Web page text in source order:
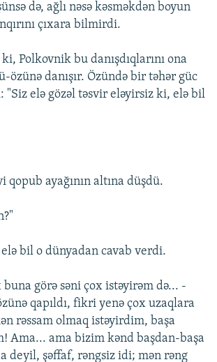
də, ağlı nəsə kəsməkdən boyun
çıxara bilmirdi.
Polkovnik bu danışdıqlarını ona
özünə danışır. Özündə bir təhər güc
"Siz elə gözəl təsvir eləyirsiz ki, elə bil
ayağının altına düşdü.
bil o dünyadan cavab verdi.
buna görə səni çox istəyirəm də... -
qapıldı, fikri yenə çox uzaqlara
rəssam olmaq istəyirdim, başa
Ama... ama bizim kənd başdan-başa
deyil, şəffaf, rəngsiz idi; mən rəng